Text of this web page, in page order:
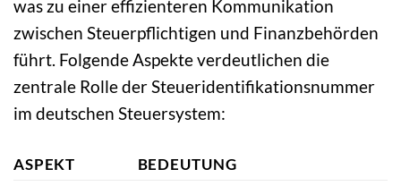
was zu einer effizienteren Kommunikation
zwischen Steuerpflichtigen und Finanzbehörden
führt. Folgende Aspekte verdeutlichen die
zentrale Rolle der Steueridentifikationsnummer
im deutschen Steuersystem:
ASPEKT BEDEUTUNG